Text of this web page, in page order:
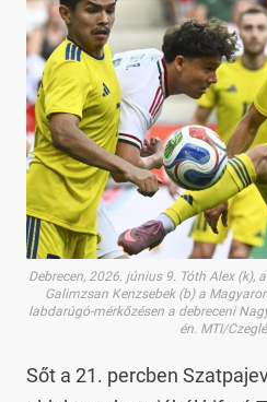
Debrecen, 2026. június 9. Tóth Alex (k),
Galimzsan Kenzsebek (b) a
labdarúgó-mérkőzésen a debreceni
én. MTI/
Sőt a 21. percben